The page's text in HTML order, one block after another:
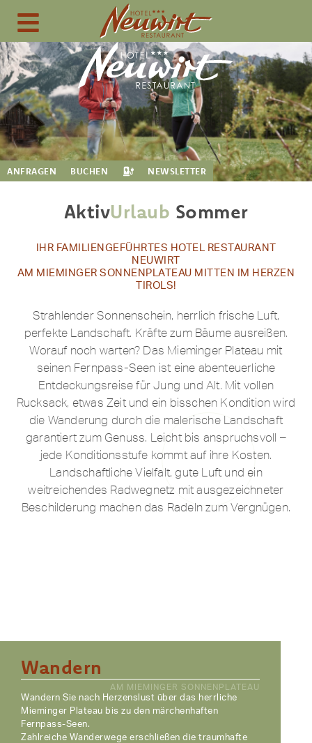
ANFRAGEN BUCHEN NEWSLETTER
AktivUrlaub Sommer
IHR FAMILIENGEFÜHRTES HOTEL RESTAURANT
NEUWIRT
AM MIEMINGER SONNENPLATEAU MITTEN IM HERZEN
TIROLS!
Strahlender Sonnenschein, herrlich frische Luft,
perfekte Landschaft. Kräfte zum Bäume ausreißen.
Worauf noch warten? Das Mieminger Plateau mit
seinen Fernpass-Seen ist eine abenteuerliche
Entdeckungsreise für Jung und Alt. Mit vollen
Rucksack, etwas Zeit und ein bisschen Kondition wird
die Wanderung durch die malerische Landschaft
garantiert zum Genuss. Leicht bis anspruchsvoll –
jede Konditionsstufe kommt auf ihre Kosten.
Landschaftliche Vielfalt, gute Luft und ein
weitreichendes Radwegnetz mit ausgezeichneter
Beschilderung machen das Radeln zum Vergnügen.
Wandern
AM MIEMINGER SONNENPLATEAU
Wandern Sie nach Herzenslust über das herrliche
Mieminger Plateau bis zu den märchenhaften
Fernpass-Seen.
Zahlreiche Wanderwege erschließen die traumhafte